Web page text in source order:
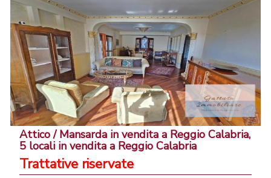
Attico / Mansarda in vendita a Reggio Calabria,
5 locali in vendita a Reggio Calabria
Trattative riservate